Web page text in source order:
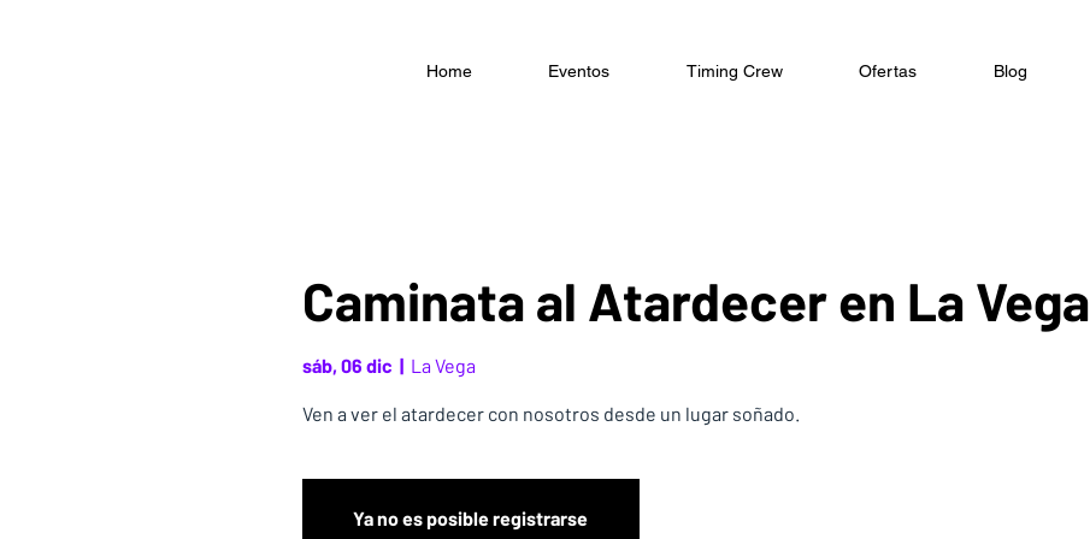
Home Eventos Timing Crew Ofertas Blog
Caminata al Atardecer en La Vega
sáb, 06 dic
  |
La Vega
Ven a ver el atardecer con nosotros desde un lugar soñado.
Ya no es posible registrarse